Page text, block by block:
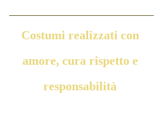
Costumi realizzati con
amore, cura rispetto e
responsabilità